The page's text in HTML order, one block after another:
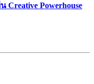
Powerhouse